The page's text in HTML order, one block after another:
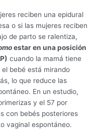
reciben una epidural
o si las mujeres reciben
de parto se ralentiza,
estar en una posición
cuando la mamá tiene
bebé está mirando
lo que reduce las
En un estudio,
y el 57 por
con bebés posteriores
vaginal espontáneo.